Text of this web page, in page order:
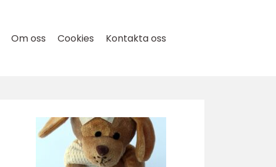
Om oss Cookies Kontakta oss